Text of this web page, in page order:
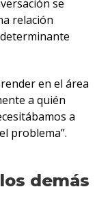
se
relación
en el área
a quién
a
problema”.
demás